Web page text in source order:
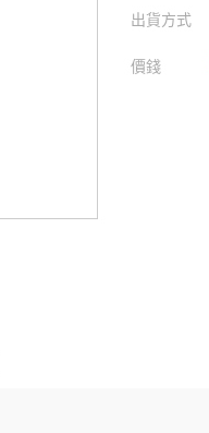
出貨方式
價錢